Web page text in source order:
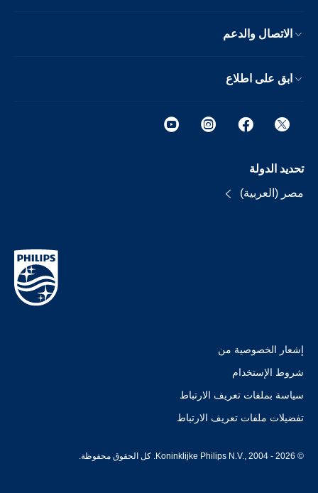
الاتصال والدعم
ابق على اطلاع
تحديد الدولة
مصر (العربية)
إشعار الخصوصية من
شروط الإستخدام
سياسة بملفات تعريف الارتباط
تفضيلات ملفات تعريف الارتباط
© Koninklijke Philips N.V., 2004 - 2026. كل الحقوق محفوظة.